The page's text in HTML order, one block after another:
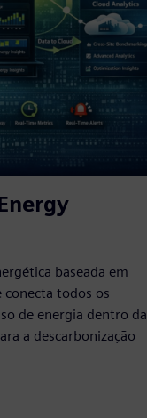
baseada em
todos os
de energia dentro da
a descarbonização